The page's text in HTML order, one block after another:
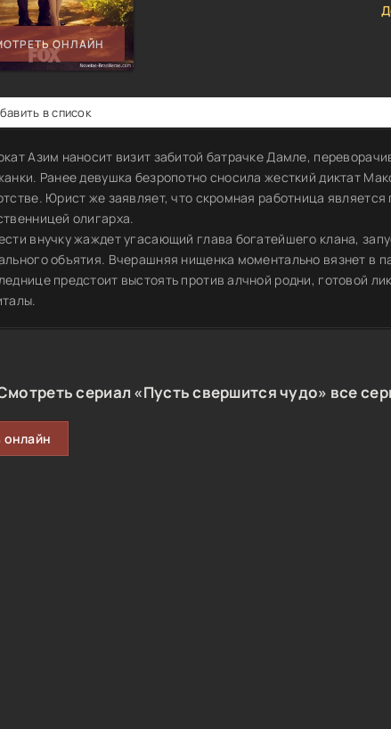
ОНЛАЙН
в список
Азим наносит визит забитой батрачке Дамле,
Ранее девушка безропотно сносила жесткий диктат
Юрист же заявляет, что скромная работница
олигарха.
внучку жаждет угасающий глава богатейшего клана,
объятия. Вчерашняя нищенка моментально вязнет в
предстоит выстоять против алчной родни, готовой
сериал «Пусть свершится чудо» все
онлайн